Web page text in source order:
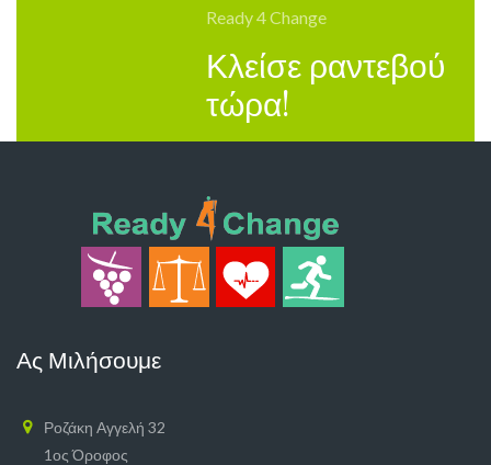
Ready 4 Change
Κλείσε ραντεβού
τώρα!
Ας Μιλήσουμε
Ροζάκη Αγγελή 32
1ος Όροφος